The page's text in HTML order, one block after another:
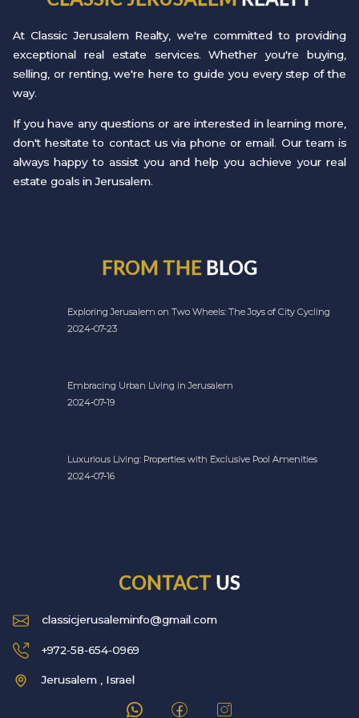
At Classic Jerusalem Realty, we're committed to providing
exceptional real estate services. Whether you're buying,
selling, or renting, we're here to guide you every step of the
way.
If you have any questions or are interested in learning more,
don't hesitate to contact us via phone or email. Our team is
always happy to assist you and help you achieve your real
estate goals in Jerusalem.
FROM THE BLOG
Exploring Jerusalem on Two Wheels: The Joys of City Cycling
2024-07-23
Embracing Urban Living in Jerusalem
2024-07-19
Luxurious Living: Properties with Exclusive Pool Amenities
2024-07-16
CONTACT US
classicjerusaleminfo@gmail.com
+972-58-654-0969
Jerusalem , Israel